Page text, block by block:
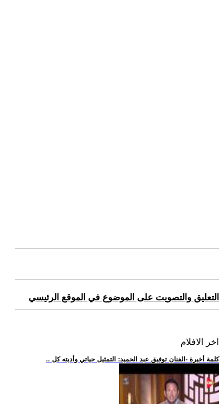
التعليق والتصويت على الموضوع في الموقع الرئيسي
اخر الافلام
.. كلمة أخيرة -الفنان توفيق عبد الحميد: التمثيل حياتي وأديته كل